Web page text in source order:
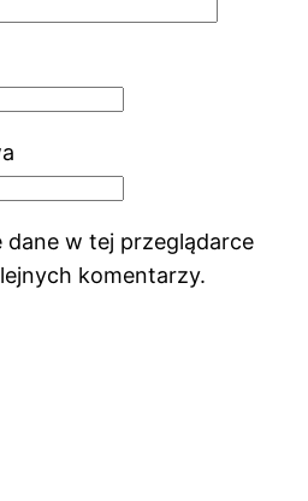
dane w tej przeglądarce
komentarzy.